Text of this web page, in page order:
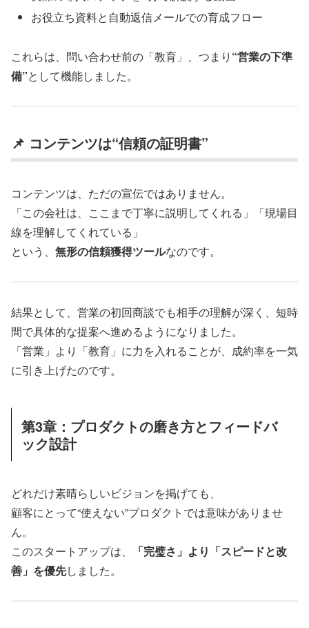
お役立ち資料と自動返信メールでの育成フロー
これらは、問い合わせ前の「教育」、つまり “営業の下準
備”として機能しました。
📌 コンテンツは“信頼の証明書”
コンテンツは、ただの宣伝ではありません。
「この会社は、ここまで丁寧に説明してくれる」「現場目
線を理解してくれている」
という、 無形の信頼獲得ツールなのです。
結果として、営業の初回商談でも相手の理解が深く、短時
間で具体的な提案へ進めるようになりました。
「営業」より「教育」に力を入れることが、成約率を一気
に引き上げたのです。
第3章：プロダクトの磨き方とフィードバ
ック設計
どれだけ素晴らしいビジョンを掲げても、
顧客にとって“使えない”プロダクトでは意味がありませ
ん。
このスタートアップは、
「完璧さ」より「スピードと改
善」を優先しました。